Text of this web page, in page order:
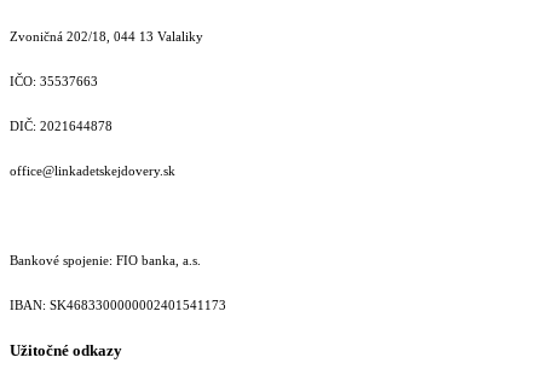
Zvoničná 202/18, 044 13 Valaliky
IČO: 35537663
DIČ: 2021644878
office@linkadetskejdovery.sk
Bankové spojenie: FIO banka, a.s.
IBAN: SK46833000000­02401541173
Užitočné odkazy